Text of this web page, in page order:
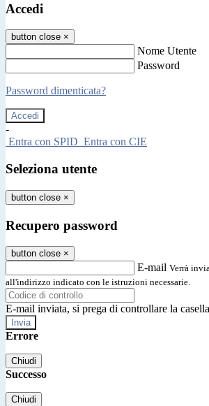
Accedi
button close ×
Nome Utente
Password
Password dimenticata?
-
Entra con SPID Entra con CIE
Seleziona utente
button close ×
Recupero password
button close ×
E-mail Verrà
all'indirizzo indicato con le istruzioni necessarie.
E-mail inviata, si prega di controllare la
Errore
Chiudi
Successo
Chiudi